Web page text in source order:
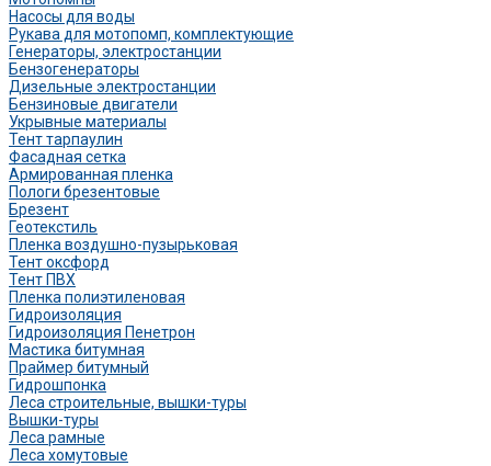
Насосы для воды
Рукава для мотопомп, комплектующие
Генераторы, электростанции
Бензогенераторы
Дизельные электростанции
Бензиновые двигатели
Укрывные материалы
Тент тарпаулин
Фасадная сетка
Армированная пленка
Пологи брезентовые
Брезент
Геотекстиль
Пленка воздушно-пузырьковая
Тент оксфорд
Тент ПВХ
Пленка полиэтиленовая
Гидроизоляция
Гидроизоляция Пенетрон
Мастика битумная
Праймер битумный
Гидрошпонка
Леса строительные, вышки-туры
Вышки-туры
Леса рамные
Леса хомутовые